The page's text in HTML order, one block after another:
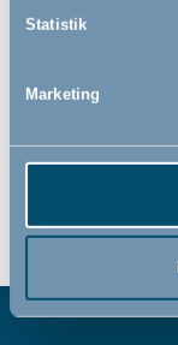
Statistik
Marketing